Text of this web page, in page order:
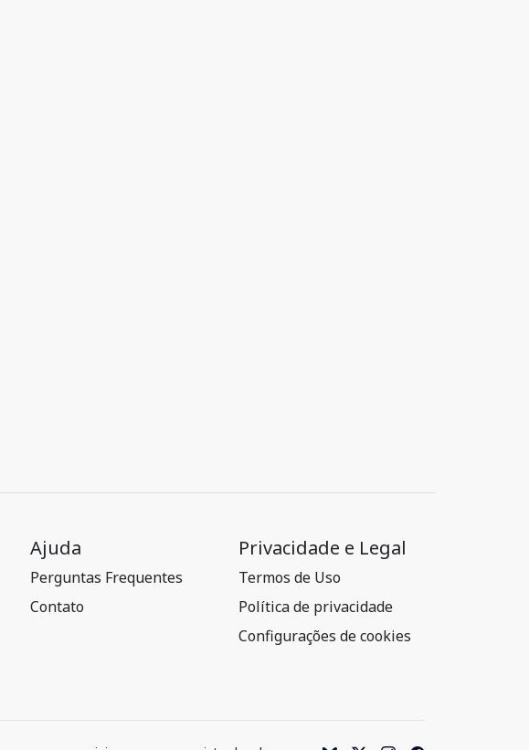
Ajuda
Perguntas Frequentes
Contato
Privacidade e Legal
Termos de Uso
Política de privacidade
Configurações de cookies